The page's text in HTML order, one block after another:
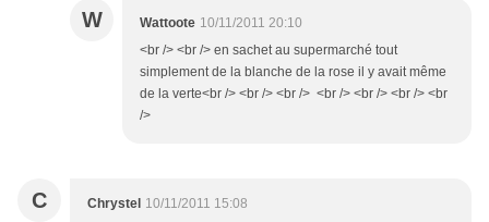
W Wattoote 10/11/2011 20:10
<br /> <br /> en sachet au supermarché tout
simplement de la blanche de la rose il y avait même
de la verte<br /> <br /> <br /> <br /> <br /> <br /> <br
/>
C Chrystel 10/11/2011 15:08